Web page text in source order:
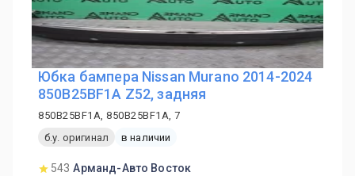
Юбка бампера Nissan Murano 2014-2024
850B25BF1A Z52, задняя
850B25BF1A, 850B25BF1A, 7
б.у. оригинал
в наличии
543 Арманд-Авто Восток